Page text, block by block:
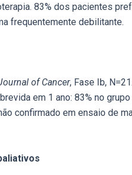
83% dos pacientes
frequentemente debilitante.
of Cancer, Fase Ib,
em 1 ano: 83% no
confirmado em ensaio de